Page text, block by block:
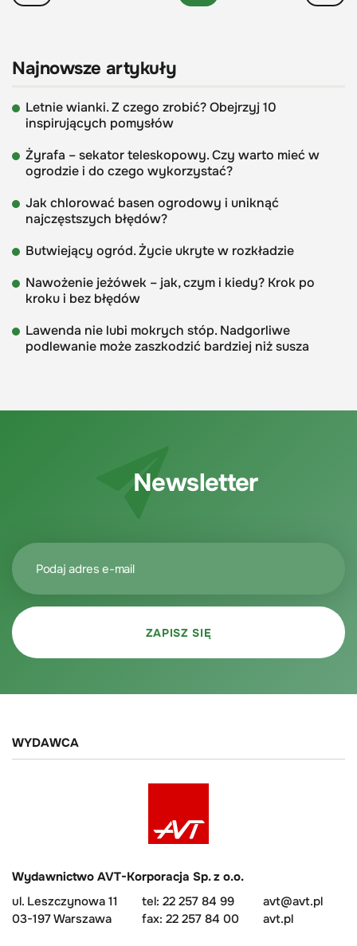
Najnowsze artykuły
Letnie wianki. Z czego zrobić? Obejrzyj 10
inspirujących pomysłów
Żyrafa – sekator teleskopowy. Czy warto mieć w
ogrodzie i do czego wykorzystać?
Jak chlorować basen ogrodowy i uniknąć
najczęstszych błędów?
Butwiejący ogród. Życie ukryte w rozkładzie
Nawożenie jeżówek – jak, czym i kiedy? Krok po
kroku i bez błędów
Lawenda nie lubi mokrych stóp. Nadgorliwe
podlewanie może zaszkodzić bardziej niż susza
Newsletter
WYDAWCA
Wydawnictwo AVT-Korporacja Sp. z o.o.
ul. Leszczynowa 11
03-197 Warszawa
tel: 22 257 84 99
fax: 22 257 84 00
avt@avt.pl
avt.pl